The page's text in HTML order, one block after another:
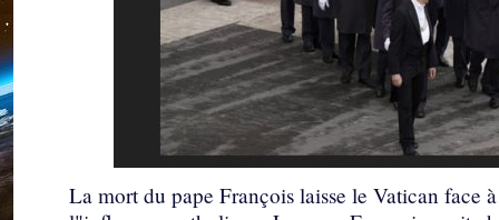
La mort du pape François laisse le Vatican face